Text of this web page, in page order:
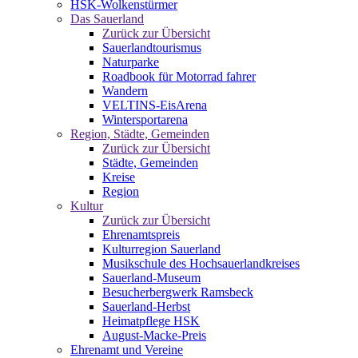
HSK-Wolkenstürmer
Das Sauerland
Zurück zur Übersicht
Sauerlandtourismus
Naturparke
Roadbook für Motorrad fahrer
Wandern
VELTINS-EisArena
Wintersportarena
Region, Städte, Gemeinden
Zurück zur Übersicht
Städte, Gemeinden
Kreise
Region
Kultur
Zurück zur Übersicht
Ehrenamtspreis
Kulturregion Sauerland
Musikschule des Hochsauerlandkreises
Sauerland-Museum
Besucherbergwerk Ramsbeck
Sauerland-Herbst
Heimatpflege HSK
August-Macke-Preis
Ehrenamt und Vereine